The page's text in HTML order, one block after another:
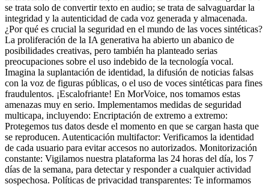
se trata solo de convertir texto en audio; se trata de salvaguardar la
integridad y la autenticidad de cada voz generada y almacenada.
¿Por qué es crucial la seguridad en el mundo de las voces sintéticas?
La proliferación de la IA generativa ha abierto un abanico de
posibilidades creativas, pero también ha planteado serias
preocupaciones sobre el uso indebido de la tecnología vocal.
Imagina la suplantación de identidad, la difusión de noticias falsas
con la voz de figuras públicas, o el uso de voces sintéticas para fines
fraudulentos. ¡Escalofriante! En MorVoice, nos tomamos estas
amenazas muy en serio. Implementamos medidas de seguridad
multicapa, incluyendo: Encriptación de extremo a extremo:
Protegemos tus datos desde el momento en que se cargan hasta que
se reproducen. Autenticación multifactor: Verificamos la identidad
de cada usuario para evitar accesos no autorizados. Monitorización
constante: Vigilamos nuestra plataforma las 24 horas del día, los 7
días de la semana, para detectar y responder a cualquier actividad
sospechosa. Políticas de privacidad transparentes: Te informamos